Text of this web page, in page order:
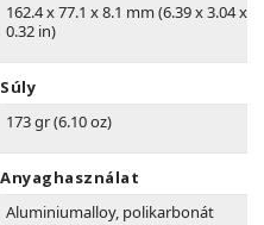
162.4 x 77.1 x 8.1 mm (6.39 x 3.04 x
0.32 in)
Súly
173 gr (6.10 oz)
Anyaghasználat
Aluminiumalloy, polikarbonát